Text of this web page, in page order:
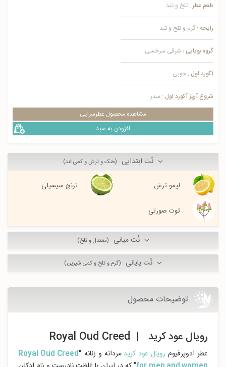
طعم عطر : تلخ و تند
رایحه : گرم و تلخ و تند
گروه بویایی : شرقی سرخسی
آکورد اول : چوبی
شروع آرپژ آکورد اول : سدر
مشاهده محصول عطرسرایی
افزودن به سبد
نُت ابتدایی (خنک و ترش و کمی تند)
لیمو ترش ترنج سیسیلی
توت صورتی
نُت میانی (معتدل و تلخ)
نُت پایانی (گرم و تلخ و کمی شیرین)
توضیحات محصول
رویال عود کرید | Royal Oud Creed
عطر ادوپرفیوم رویال عود کرید مردانه و زنانه "
Royal Oud Creed